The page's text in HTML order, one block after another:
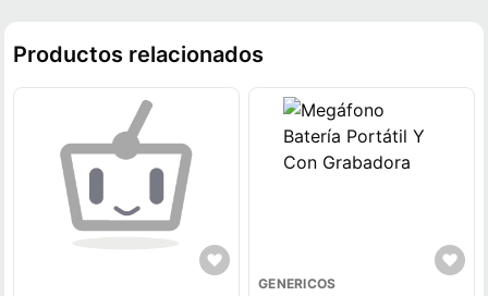
Productos relacionados
GENERICOS